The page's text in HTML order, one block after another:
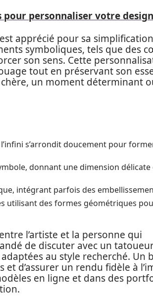
pour personnaliser votre design
apprécié pour sa simplification
symboliques, tels que des
son sens. Cette
tout en préservant son
un moment déterminant
s’arrondit doucement pour
donnant une dimension délicate
intégrant parfois des
utilisant des formes géométriques
l’artiste et la personne qui
de discuter avec un
au style recherché. Un
d’assurer un rendu fidèle à
en ligne et dans des